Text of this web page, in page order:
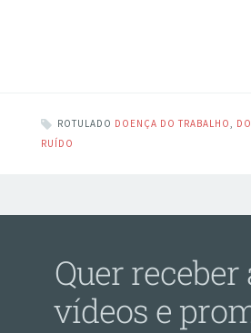
ROTULADO DOENÇA DO TRABALHO,
RUÍDO
Quer receber
vídeos e